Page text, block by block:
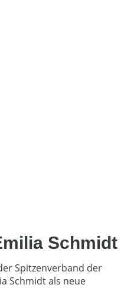
Schmidt
Spitzenverband der
Schmidt als neue